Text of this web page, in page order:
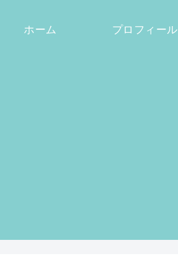
ホーム プロフィール